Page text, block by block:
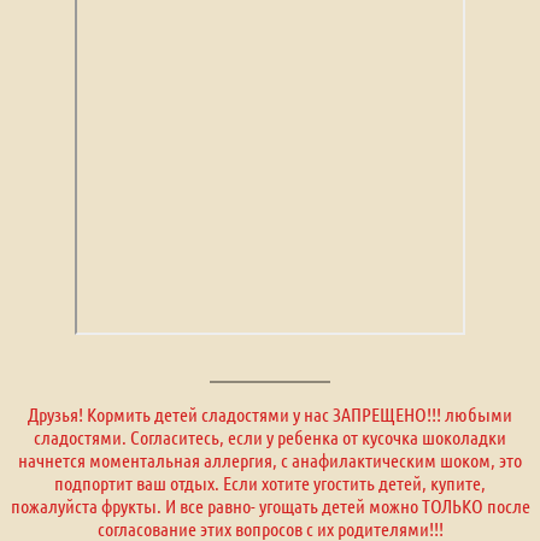
Друзья! Кормить детей сладостями у нас ЗАПРЕЩЕНО!!! любыми
сладостями. Согласитесь, если у ребенка от кусочка шоколадки
начнется моментальная аллергия, с анафилактическим шоком, это
подпортит ваш отдых. Если хотите угостить детей, купите,
пожалуйста фрукты. И все равно- угощать детей можно ТОЛЬКО после
согласование этих вопросов с их родителями!!!